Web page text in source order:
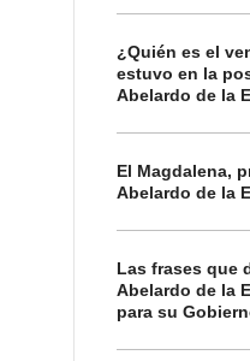
¿Quién es el
estuvo en la
Abelardo de la
El Magdalena,
Abelardo de la
Las frases que
Abelardo de la
para su